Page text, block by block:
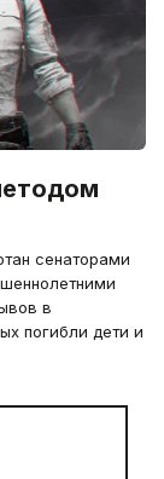
сенаторами
в
погибли дети и